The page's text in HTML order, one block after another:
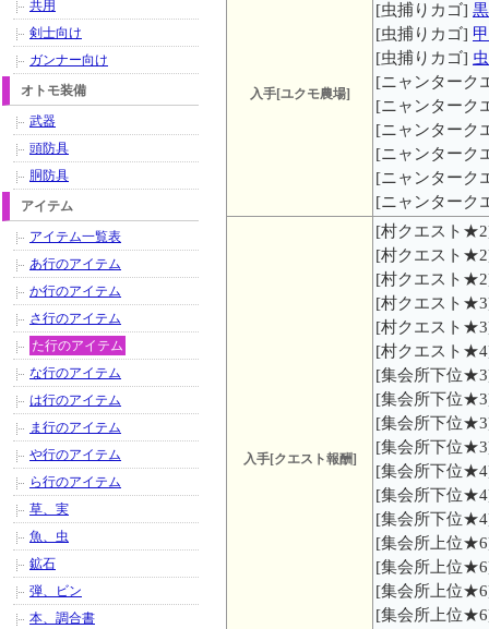
入手[ユクモ農場]
[虫捕りカゴ]
[虫捕りカゴ]
[虫捕りカゴ]
[ニャンター
[ニャンター
[ニャンター
[ニャンター
[ニャンター
[ニャンター
入手[クエスト報酬]
[村クエスト
[村クエスト
[村クエスト
[村クエスト
[村クエスト
[村クエスト
[集会所下位
[集会所下位
[集会所下位
[集会所下位
[集会所下位
[集会所下位
[集会所下位
[集会所上位
[集会所上位
[集会所上位
[集会所上位
共用
剣士向け
ガンナー向け
オトモ装備
武器
頭防具
胴防具
アイテム
アイテム一覧表
あ行のアイテム
か行のアイテム
さ行のアイテム
た行のアイテム
な行のアイテム
は行のアイテム
ま行のアイテム
や行のアイテム
ら行のアイテム
草、実
魚、虫
鉱石
弾、ビン
本、調合書